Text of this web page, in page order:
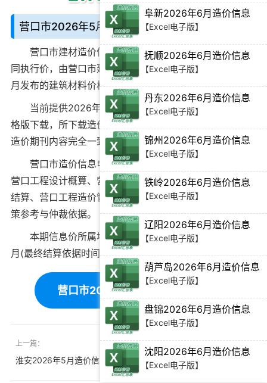
营口市2026年5月造价信息说明：
营口市建材造价信息别名营口造价期刊、营口工程合
同执行价，由营口市建设工程造价管理站官方在
月发布的建筑材料价格信息。
当前提供2026年5月营口市工程造价信息Excel电子表
格版下载，所下载造价信息与营口市造价管理站官方发布
造价期刊内容完全一致。
营口市造价信息电子版可为
营口工程设计概算、 营口建设施工图预算、营口工程竣工
结算、 营口工程造价管理审计等提供建筑材料价格编制决
策参考与仲裁依据。
本期信息价所属地域：营口，对应时间为：2026年5
月(最终结算依据时间需根据工程双方签订合同为准)。
营口市2026年5月造价信息下载
上一篇：
淮安2026年5月造价信息
下一篇：
锦州2026年5月造价信息
阜新2026年6月造价信息
【Excel电子版】
抚顺2026年6月造价信息
【Excel电子版】
丹东2026年6月造价信息
【Excel电子版】
锦州2026年6月造价信息
【Excel电子版】
铁岭2026年6月造价信息
【Excel电子版】
辽阳2026年6月造价信息
【Excel电子版】
葫芦岛2026年6月造价信息
【Excel电子版】
盘锦2026年6月造价信息
【Excel电子版】
沈阳2026年6月造价信息
【Excel电子版】